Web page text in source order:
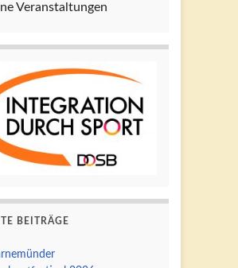
regeln.
Veranstaltungen
BEITRÄGE